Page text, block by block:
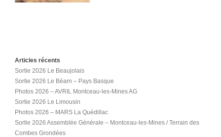
Articles récents
Sortie 2026 Le Beaujolais
Sortie 2026 Le Béarn – Pays Basque
Photos 2026 – AVRIL Montceau-les-Mines AG
Sortie 2026 Le Limousin
Photos 2026 – MARS La Quédillac
Sortie 2026 Assemblée Générale – Montceau-les-Mines / Terrain des
Combes Grondées